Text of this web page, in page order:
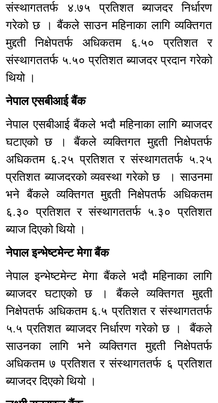
संस्थागततर्फ ४.७५ प्रतिशत ब्याजदर निर्धारण
गरेको छ । बैंकले साउन महिनाका लागि व्यक्तिगत
मुद्दती निक्षेपतर्फ अधिकतम ६.५० प्रतिशत र
संस्थागततर्फ ५.५० प्रतिशत ब्याजदर प्रदान गरेको
थियो ।
नेपाल एसबीआई बैंक
नेपाल एसबीआई बैंकले भदौ महिनाका लागि ब्याजदर
घटाएको छ । बैंकले व्यक्तिगत मुद्दती निक्षेपतर्फ
अधिकतम ६.२५ प्रतिशत र संस्थागततर्फ ५.२५
प्रतिशत ब्याजदरको व्यवस्था गरेको छ । साउनमा
भने बैंकले व्यक्तिगत मुद्दती निक्षेपतर्फ अधिकतम
६.३० प्रतिशत र संस्थागततर्फ ५.३० प्रतिशत
ब्याज दिएको थियो ।
नेपाल इन्भेष्टमेन्ट मेगा बैंक
नेपाल इन्भेष्टमेन्ट मेगा बैंकले भदौ महिनाका लागि
ब्याजदर घटाएको छ । बैंकले व्यक्तिगत मुद्दती
निक्षेपतर्फ अधिकतम ६.५ प्रतिशत र संस्थागततर्फ
५.५ प्रतिशत ब्याजदर निर्धारण गरेको छ । बैंकले
साउनका लागि भने व्यक्तिगत मुद्दती निक्षेपतर्फ
अधिकतम ७ प्रतिशत र संस्थागततर्फ ६ प्रतिशत
ब्याजदर दिएको थियो ।